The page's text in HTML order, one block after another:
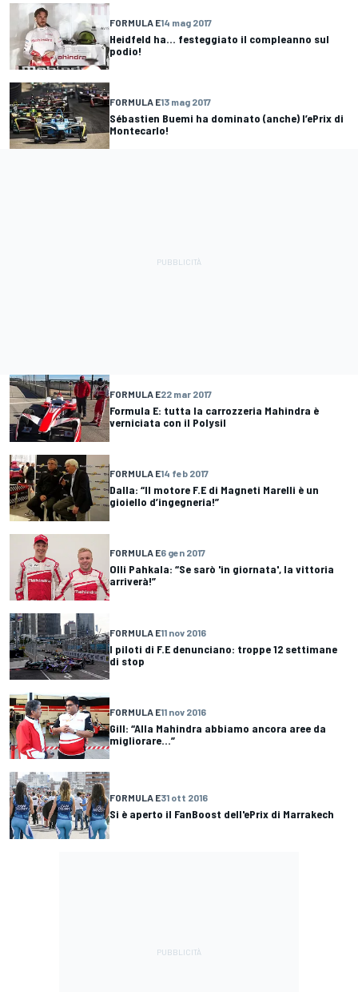
FORMULA E14 mag 2017
Heidfeld ha... festeggiato il compleanno sul
podio!
FORMULA E13 mag 2017
Sébastien Buemi ha dominato (anche) l’ePrix di
Montecarlo!
FORMULA E22 mar 2017
Formula E: tutta la carrozzeria Mahindra è
verniciata con il Polysil
FORMULA E14 feb 2017
Dalla: “Il motore F.E di Magneti Marelli è un
gioiello d’ingegneria!”
FORMULA E6 gen 2017
Olli Pahkala: “Se sarò 'in giornata', la vittoria
arriverà!”
FORMULA E11 nov 2016
I piloti di F.E denunciano: troppe 12 settimane
di stop
FORMULA E11 nov 2016
Gill: “Alla Mahindra abbiamo ancora aree da
migliorare...”
FORMULA E31 ott 2016
Si è aperto il FanBoost dell'ePrix di Marrakech